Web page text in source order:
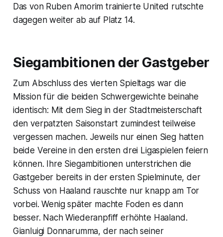
Das von Ruben Amorim trainierte United rutschte
dagegen weiter ab auf Platz 14.
Siegambitionen der Gastgeber
Zum Abschluss des vierten Spieltags war die
Mission für die beiden Schwergewichte beinahe
identisch: Mit dem Sieg in der Stadtmeisterschaft
den verpatzten Saisonstart zumindest teilweise
vergessen machen. Jeweils nur einen Sieg hatten
beide Vereine in den ersten drei Ligaspielen feiern
können. Ihre Siegambitionen unterstrichen die
Gastgeber bereits in der ersten Spielminute, der
Schuss von Haaland rauschte nur knapp am Tor
vorbei. Wenig später machte Foden es dann
besser. Nach Wiederanpfiff erhöhte Haaland.
Gianluigi Donnarumma, der nach seiner